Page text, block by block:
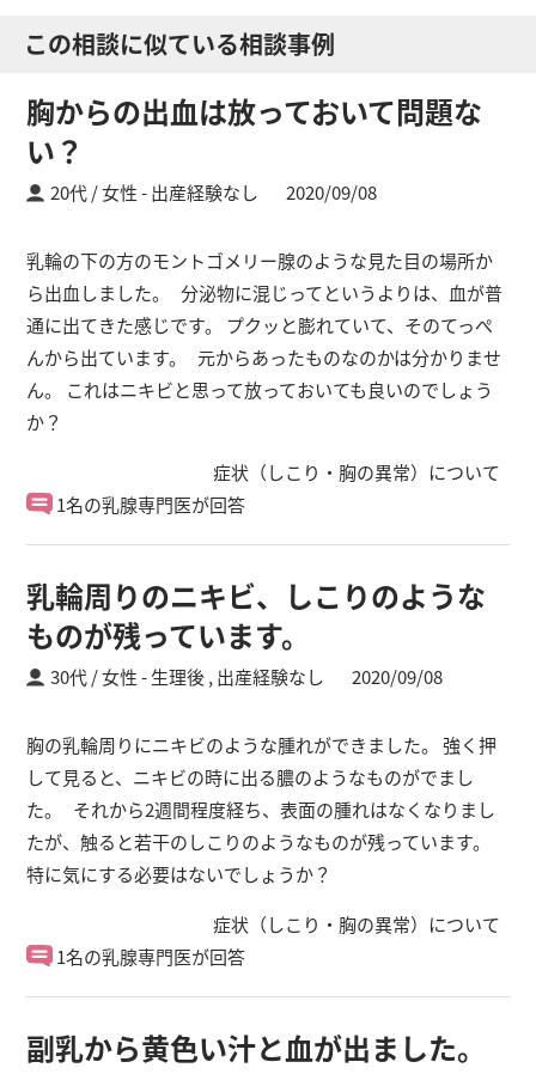
この相談に似ている相談事例
胸からの出血は放っておいて問題な
い？
20代 / 女性 出産経験なし 2020/09/08
乳輪の下の方のモントゴメリー腺のような見た目の場所か
ら出血しました。 分泌物に混じってというよりは、血が普
通に出てきた感じです。 プクッと膨れていて、そのてっぺ
んから出ています。 元からあったものなのかは分かりませ
ん。 これはニキビと思って放っておいても良いのでしょう
か？
症状（しこり・胸の異常）について
1名の乳腺専門医が回答
乳輪周りのニキビ、しこりのような
ものが残っています。
30代 / 女性 生理後 , 出産経験なし 2020/09/08
胸の乳輪周りにニキビのような腫れができました。 強く押
して見ると、ニキビの時に出る膿のようなものがでまし
た。 それから2週間程度経ち、表面の腫れはなくなりまし
たが、触ると若干のしこりのようなものが残っています。
特に気にする必要はないでしょうか？
症状（しこり・胸の異常）について
1名の乳腺専門医が回答
副乳から黄色い汁と血が出ました。